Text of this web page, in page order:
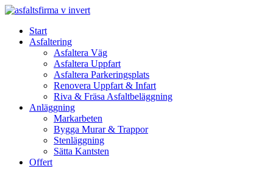
Skip
contentStart
Asfaltering
Asfaltera Väg
Asfaltera Uppfart
Asfaltera Parkeringsplats
Renovera Uppfart & Infart
Riva & Fräsa Asfaltbeläggning
Anläggning
Markarbeten
Bygga Murar & Trappor
Stenläggning
Sätta Kantsten
Offert